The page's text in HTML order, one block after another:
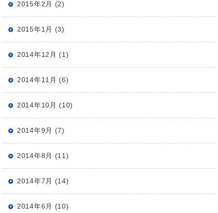
2015年2月 (2)
2015年1月 (3)
2014年12月 (1)
2014年11月 (6)
2014年10月 (10)
2014年9月 (7)
2014年8月 (11)
2014年7月 (14)
2014年6月 (10)